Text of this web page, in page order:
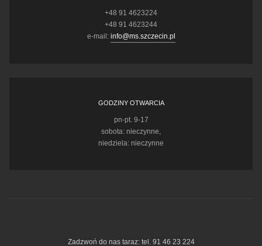
+48 91 4623224
+48 91 4623244
e-mail: info@ms.szczecin.pl
GODZINY OTWARCIA
pn-pt. 9-17
sobota: nieczynne,
niedziela: nieczynne
Zadzwoń do nas taraz: tel. 91 46 23 224